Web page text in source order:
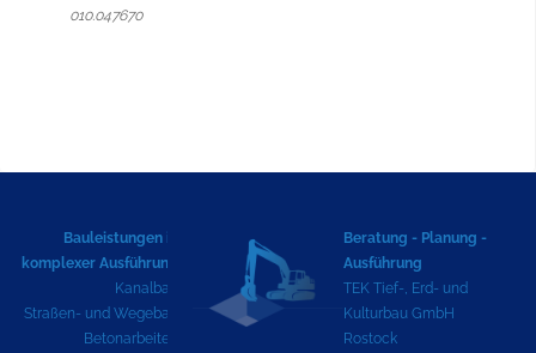
010.047670
Bauleistungen in
komplexer Ausführung
Kanalbau
Straßen- und Wegebau
Betonarbeiten
Beratung - Planung -
Ausführung
TEK Tief-, Erd- und
Kulturbau GmbH
Rostock